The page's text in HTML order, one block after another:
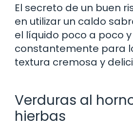
El secreto de un buen
en utilizar un caldo
el líquido poco a poco
constantemente para
textura cremosa y
Verduras al
hierbas